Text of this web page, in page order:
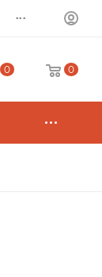
...
0 0